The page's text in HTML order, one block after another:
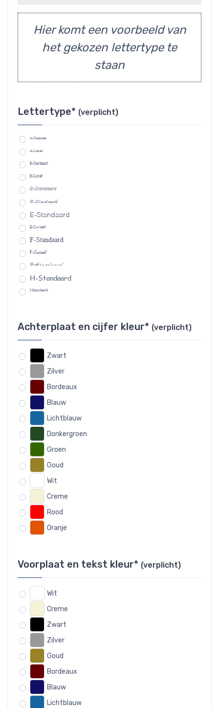
Hier komt een voorbeeld van
het gekozen lettertype te
staan
Lettertype* (verplicht)
A-Standaard
A-Cursief
B-Standaard
B-Cursief
C-Standaard
D-Standaard
E-Standaard
E-Cursief
F-Standaard
F-Cursief
G-Standaard
H-Standaard
I-Standaard
Achterplaat en cijfer kleur* (verplicht)
Zwart
Zilver
Bordeaux
Blauw
Lichtblauw
Donkergroen
Groen
Goud
Wit
Creme
Rood
Oranje
Voorplaat en tekst kleur* (verplicht)
Wit
Creme
Zwart
Zilver
Goud
Bordeaux
Blauw
Lichtblauw